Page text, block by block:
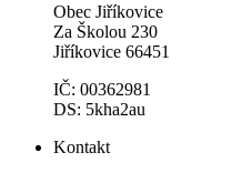
Obec Jiříkovice
Za Školou 230
Jiříkovice 66451
IČ: 00362981
DS: 5kha2au
Kontakt